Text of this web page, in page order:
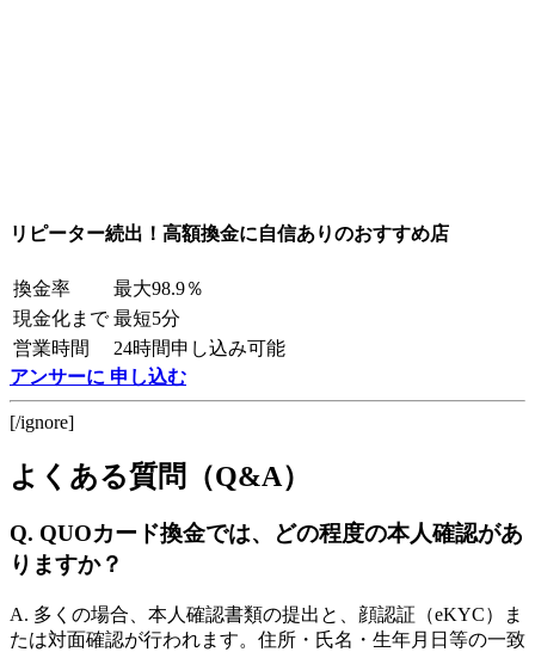
リピーター続出！高額換金に自信ありのおすすめ店
換金率
最大98.9％
現金化まで 最短5分
営業時間
24時間申し込み可能
アンサーに 申し込む
[/ignore]
よくある質問（Q&A）
Q. QUOカード換金では、どの程度の本人確認があ
りますか？
A. 多くの場合、本人確認書類の提出と、顔認証（eKYC）ま
たは対面確認が行われます。住所・氏名・生年月日等の一致